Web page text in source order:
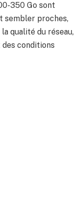
350 Go sont
sembler proches,
qualité du réseau,
conditions